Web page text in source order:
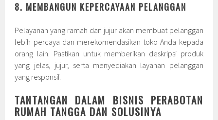
8. MEMBANGUN KEPERCAYAAN PELANGGAN
Pelayanan yang ramah dan jujur akan membuat pelanggan
lebih percaya dan merekomendasikan toko Anda kepada
orang lain. Pastikan untuk memberikan deskripsi produk
yang jelas, jujur, serta menyediakan layanan pelanggan
yang responsif.
TANTANGAN DALAM BISNIS PERABOTAN
RUMAH TANGGA DAN SOLUSINYA